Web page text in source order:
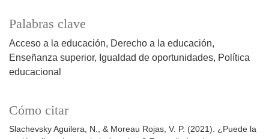
Palabras clave
Acceso a la educación
Derecho a la educación
Enseñanza superior
Igualdad de oportunidades Política
educacional
Cómo citar
Slachevsky Aguilera, N., & Moreau Rojas, V. P. (2021). ¿Puede la